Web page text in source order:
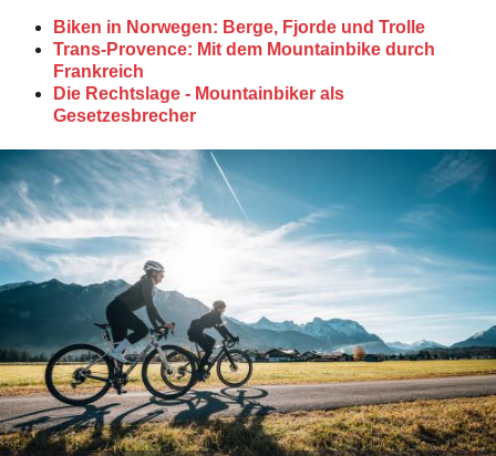
Biken in Norwegen: Berge, Fjorde und Trolle
Trans-Provence: Mit dem Mountainbike durch
Frankreich
Die Rechtslage - Mountainbiker als
Gesetzesbrecher